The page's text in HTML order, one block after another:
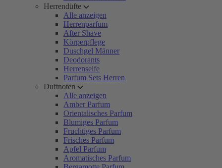
Herrendüfte
Alle anzeigen
Herrenparfum
After Shave
Körperpflege
Duschgel Männer
Deodorants
Herrenseife
Parfum Sets Herren
Duftnoten
Alle anzeigen
Amber Parfum
Orientalisches Parfum
Blumiges Parfum
Fruchtiges Parfum
Frisches Parfum
Apfel Parfum
Aromatisches Parfum